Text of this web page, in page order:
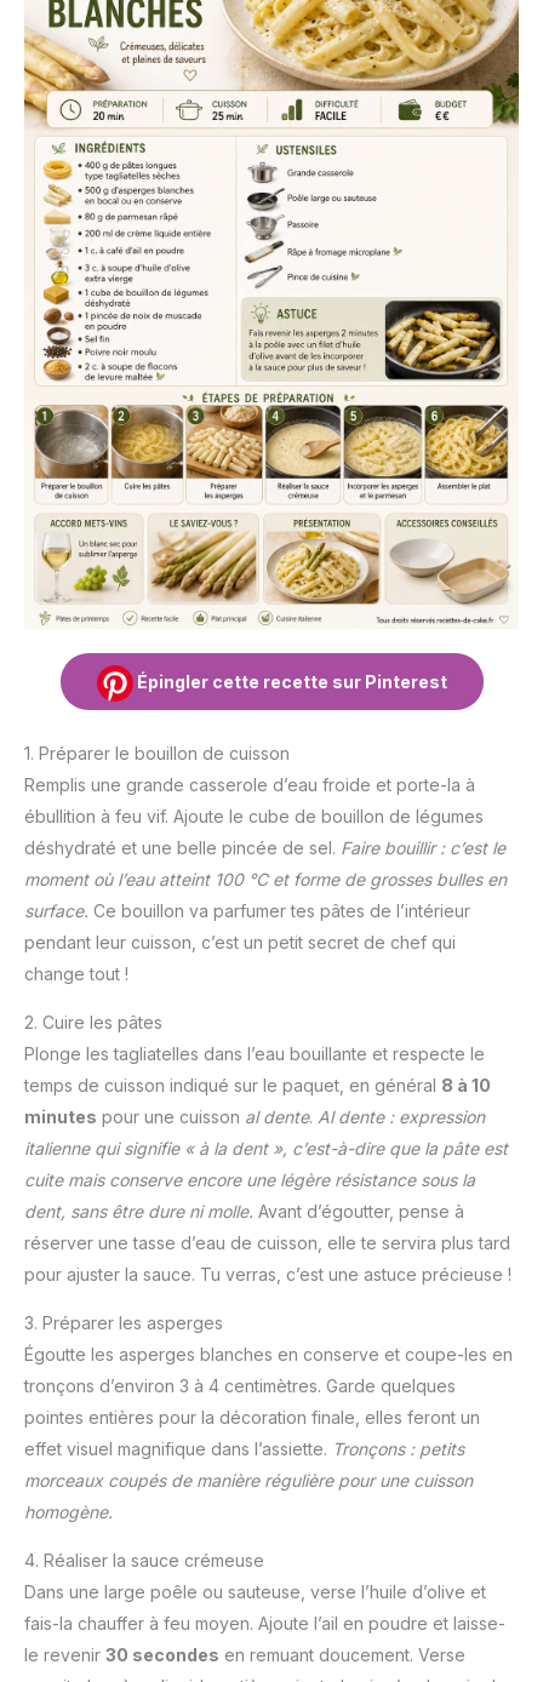
Épingler cette recette sur Pinterest
1. Préparer le bouillon de cuisson
Remplis une grande casserole d’eau froide et porte-la à
ébullition à feu vif. Ajoute le cube de bouillon de légumes
déshydraté et une belle pincée de sel. Faire bouillir : c’est le
moment où l’eau atteint 100 °C et forme de grosses bulles en
surface. Ce bouillon va parfumer tes pâtes de l’intérieur
pendant leur cuisson, c’est un petit secret de chef qui
change tout !
2. Cuire les pâtes
Plonge les tagliatelles dans l’eau bouillante et respecte le
temps de cuisson indiqué sur le paquet, en général 8 à 10
minutes pour une cuisson al dente. Al dente : expression
italienne qui signifie « à la dent », c’est-à-dire que la pâte est
cuite mais conserve encore une légère résistance sous la
dent, sans être dure ni molle. Avant d’égoutter, pense à
réserver une tasse d’eau de cuisson, elle te servira plus tard
pour ajuster la sauce. Tu verras, c’est une astuce précieuse !
3. Préparer les asperges
Égoutte les asperges blanches en conserve et coupe-les en
tronçons d’environ 3 à 4 centimètres. Garde quelques
pointes entières pour la décoration finale, elles feront un
effet visuel magnifique dans l’assiette. Tronçons : petits
morceaux coupés de manière régulière pour une cuisson
homogène.
4. Réaliser la sauce crémeuse
Dans une large poêle ou sauteuse, verse l’huile d’olive et
fais-la chauffer à feu moyen. Ajoute l’ail en poudre et laisse-
le revenir 30 secondes en remuant doucement. Verse